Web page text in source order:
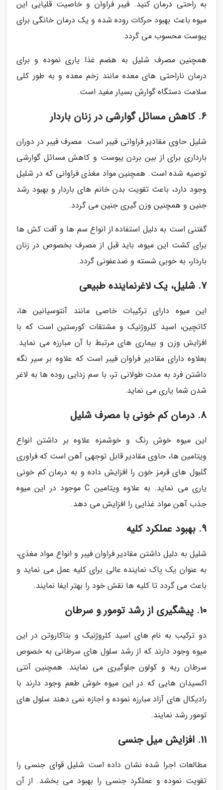
به راحتی درمان کنید. فیبر فراوان و خاصیت قلیایی این
میوه باعث بهبود حرکات روده شده و یک درمان خانگی برای
یبوست محسوب می گردد.
همچنین مصرف شلیل به هضم غذا یاری نموده و برای
درمان ناراحتی های معده مانند زخم معده و به طور کلی
سلامت دستگاه گوارش بسیار مفید است.
6. کاهش مسائل گوارشی در زنان باردار
شلیل حاوی مقادیر فراوانی فیبر است. مصرف فیبر در دوران
بارداری برای از بین بردن یبوست و کاهش مسائل گوارشی
توصیه شده است. همچنین مواد مغذی فراوانی که در شلیل
وجود دارد، باعث تقویت بدن خانم های باردار و بهبود رشد
جنین و همچنین وزن گیری جنین می گردد.
گفتنی است به دلیل استفاده از انواع سم ها و آفت کش ها
برای کشت این میوه، باید قبل از مصرف بخصوص در زنان
باردار، به خوبی شسته و ضدعفونی گردد.
7. شلیل، یک لاغرنماینده طبیعی
این میوه دارای ترکیبات خاصی مانند آنتوسیانین ها،
کاتچین، اسید کلروژنیک و مشتقات کورستین است که با
افزایش وزن و بیماری های مرتبط با آن مبارزه می نماید.
بعلاوه دارای مقادیر فراوان فیبر است که علاوه بر سیر نگه
داشتن فرد به مدت طولانی تر، با سم زدایی روده ها به لاغر
شدن شما یاری می نماید.
8. درمان کم خونی با مصرف شلیل
این میوه خوش رنگ و خوشمزه علاوه بر داشتن انواع
ویتامین ها، حاوی مقادیر قابل توجهی آهن است که فراوری
گلبول های قرمز خون را افزایش داده و به درمان کم خونی
یاری می نماید. به علاوه ویتامین C موجود در این میوه
جذب آهن مواد غذایی را افزایش می دهد.
9. بهبود عملکرد کلیه
شلیل به دلیل داشتن مقادیر فراوان فیبر و انواع مواد مغذی،
به عنوان یک پاک نماینده عالی برای کلیه عمل می نماید و
باعث می گردد تا کلیه ها نقش خود را بهتر ایفا نمایند.
10. پیشگیری از رشد تومور و سرطان
دو ترکیب به نام های اسید کلروژنیک و بتاکاروتن در این
میوه وجود دارند که از رشد سلول های سرطانی به خصوص
سرطان ریه و کولون جلوگیری می نمایند. همچنین آنتی
اکسیدان هایی که در این میوه خوش طعم وجود دارند با
رادیکال های آزاد مبارزه نموده و اجازه نمی دهند سلول های
تومور رشد نمایند.
11. افزایش میل جنسی
مطالعات اجرا شده نشان داده است شلیل قوای جنسی را
تقویت نموده و عملکرد جنسی را بهبود می بخشد. از آن